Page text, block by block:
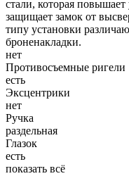
стали, которая
защищает замок от
типу установки
броненакладки.
нет
Противосъемные ригели
есть
Эксцентрики
нет
Ручка
раздельная
Глазок
есть
показать всё